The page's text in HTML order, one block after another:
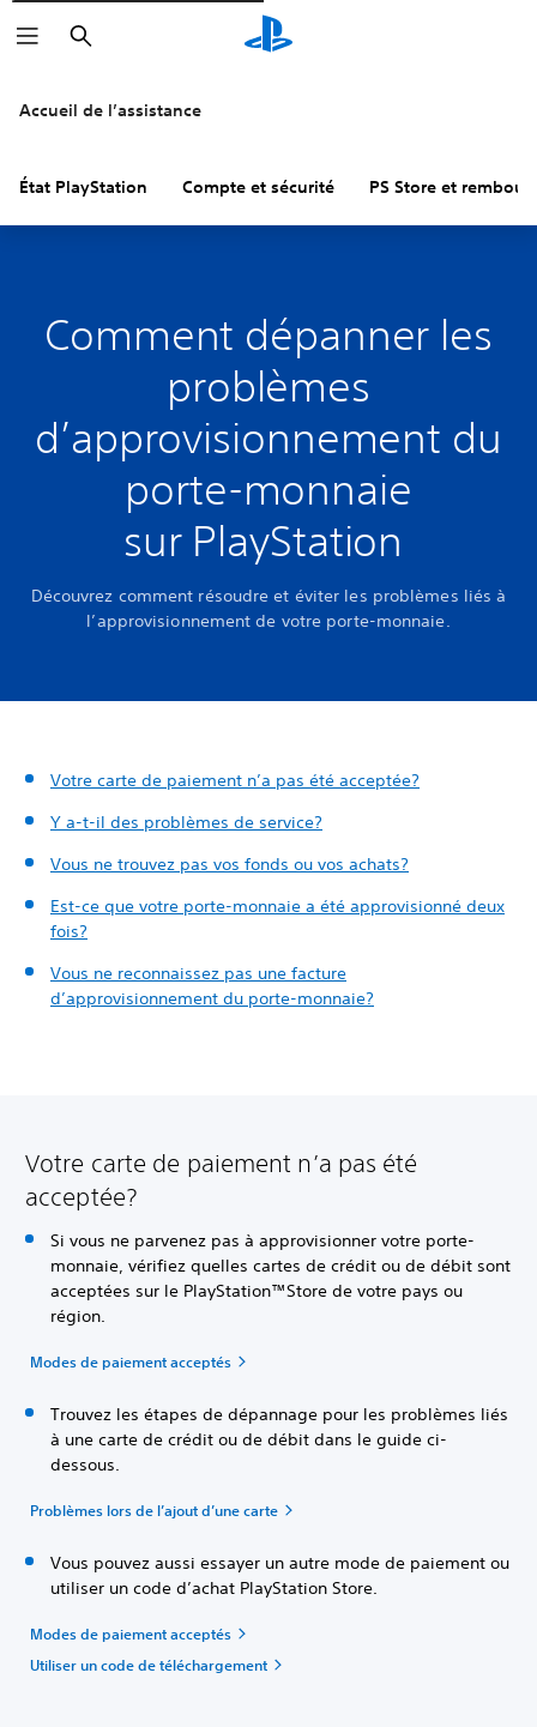
Rechercher
Accueil de l’assistance
État PlayStation Compte et sécurité PS Store et
Comment dépanner les
problèmes
d’approvisionnement du
porte-monnaie
sur PlayStation
Découvrez comment résoudre et éviter les problèmes liés à
l’approvisionnement de votre porte-monnaie.
Votre carte de paiement n’a pas été acceptée?
Y a-t-il des problèmes de service?
Vous ne trouvez pas vos fonds ou vos achats?
Est-ce que votre porte-monnaie a été approvisionné deux
fois?
Vous ne reconnaissez pas une facture
d’approvisionnement du porte-monnaie?
Votre carte de paiement n’a pas été
acceptée?
Si vous ne parvenez pas à approvisionner votre porte-
monnaie, vérifiez quelles cartes de crédit ou de débit sont
acceptées sur le PlayStation™Store de votre pays ou
région.
Modes de paiement acceptés
Trouvez les étapes de dépannage pour les problèmes liés
à une carte de crédit ou de débit dans le guide ci-
dessous.
Problèmes lors de l’ajout d’une carte
Vous pouvez aussi essayer un autre mode de paiement ou
utiliser un code d’achat PlayStation Store.
Modes de paiement acceptés
Utiliser un code de téléchargement